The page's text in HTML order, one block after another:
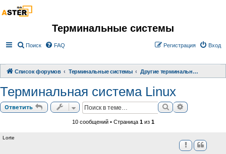
Терминальные системы
Поиск FAQ Вход
Регистрация
Список форумов Терминальные системы Другие терминальные системы
Терминальная система Linux
Ответить Поиск
10 сообщений • Страница 1из 1
Lorte